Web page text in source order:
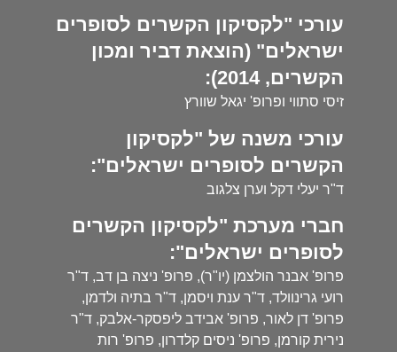
עורכי "לקסיקון הקשרים לסופרים
ישראלים" (הוצאת דביר ומכון
הקשרים, 2014):
זיסי סתווי ופרופ' יגאל שוורץ
עורכי משנה של "לקסיקון
הקשרים לסופרים ישראלים":
ד"ר יעלי דקל וערן צלגוב
חברי מערכת "לקסיקון הקשרים
לסופרים ישראלים":
פרופ' אבנר הולצמן (יו"ר), פרופ' ניצה בן דב, ד"ר
רועי גרינוולד, ד"ר ענת ויסמן, ד"ר בתיה ולדמן,
פרופ' דן לאור, פרופ' אבידב ליפסקר-אלבק, ד"ר
נירית קורמן, פרופ' ניסים קלדרון, פרופ' רות